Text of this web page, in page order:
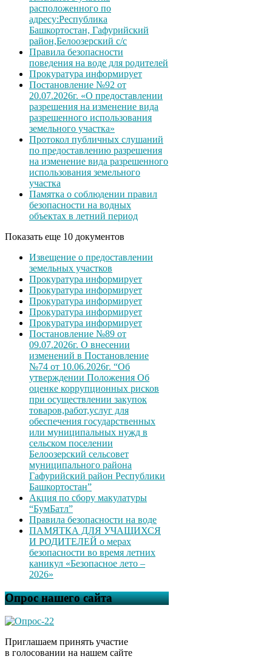
расположенного по
адресу:Республика
Башкортостан, Гафурийский
район,Белоозерский с/с
Правила безопасности
поведения на воде для родителей
Прокуратура информирует
Постановление №92 от
20.07.2026г. «О предоставлении
разрешения на изменение вида
разрешенного использования
земельного участка»
Протокол публичных слушаний
по предоставлению разрешения
на изменение вида разрешенного
использования земельного
участка
Памятка о соблюдении правил
безопасности на водных
объектах в летний период
Показать еще 10 документов
Извещение о предоставлении
земельных участков
Прокуратура информирует
Прокуратура информирует
Прокуратура информирует
Прокуратура информирует
Прокуратура информирует
Постановление №89 от
09.07.2026г. О внесении
изменений в Постановление
№74 от 10.06.2026г. “Об
утверждении Положения Об
оценке коррупционных рисков
при осуществлении закупок
товаров,работ,услуг для
обеспечения государственных
или муниципальных нужд в
сельском поселении
Белоозерский сельсовет
муниципального района
Гафурийский район Республики
Башкортостан”
Акция по сбору макулатуры
“БумБатл”
Правила безопасности на воде
ПАМЯТКА ДЛЯ УЧАЩИХСЯ
И РОДИТЕЛЕЙ о мерах
безопасности во время летних
каникул «Безопасное лето –
2026»
Опрос нашего сайта
Приглашаем принять участие
в голосовании на нашем сайте